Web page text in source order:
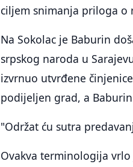
ciljem snimanja priloga o
Na Sokolac je Baburin
srpskog naroda u
izvrnuo utvrđene
podijeljen grad, a
"Održat ću sutra
Ovakva terminologija